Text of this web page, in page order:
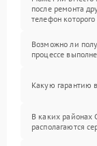
после ремонта
телефон
Возможно ли
процессе
Какую гарантию
В каких районах
располагаются